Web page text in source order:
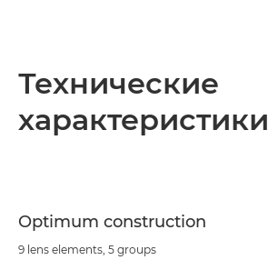
Технические
характеристики
Optimum construction
9 lens elements, 5 groups